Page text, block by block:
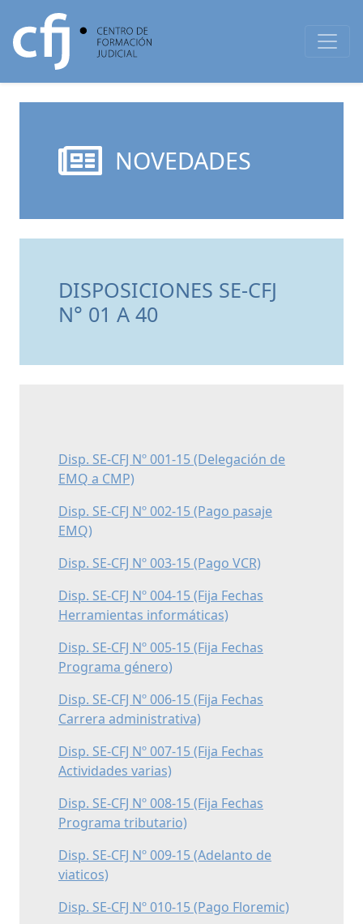
NOVEDADES
DISPOSICIONES SE-CFJ
N° 01 A 40
Disp. SE-CFJ Nº 001-15 (Delegación de
EMQ a CMP)
Disp. SE-CFJ Nº 002-15 (Pago pasaje
EMQ)
Disp. SE-CFJ Nº 003-15 (Pago VCR)
Disp. SE-CFJ Nº 004-15 (Fija Fechas
Herramientas informáticas)
Disp. SE-CFJ Nº 005-15 (Fija Fechas
Programa género)
Disp. SE-CFJ Nº 006-15 (Fija Fechas
Carrera administrativa)
Disp. SE-CFJ Nº 007-15 (Fija Fechas
Actividades varias)
Disp. SE-CFJ Nº 008-15 (Fija Fechas
Programa tributario)
Disp. SE-CFJ Nº 009-15 (Adelanto de
viaticos)
Disp. SE-CFJ Nº 010-15 (Pago Floremic)